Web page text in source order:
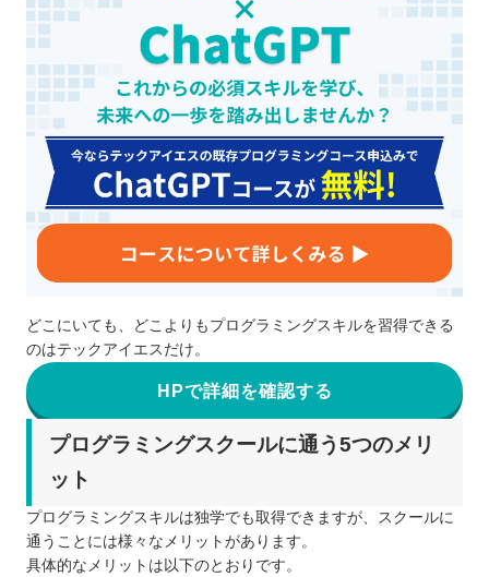
どこにいても、どこよりもプログラミングスキルを習得できる
のはテックアイエスだけ。
HPで詳細を確認する
プログラミングスクールに通う5つのメリ
ット
プログラミングスキルは独学でも取得できますが、スクールに
通うことには様々なメリットがあります。
具体的なメリットは以下のとおりです。